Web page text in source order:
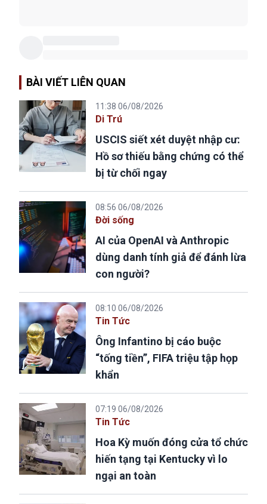
BÀI VIẾT LIÊN QUAN
11:38 06/08/2026
Di Trú
USCIS siết xét duyệt nhập cư:
Hồ sơ thiếu bằng chứng có thể
bị từ chối ngay
08:56 06/08/2026
Đời sống
AI của OpenAI và Anthropic
dùng danh tính giả để đánh lừa
con người?
08:10 06/08/2026
Tin Tức
Ông Infantino bị cáo buộc
“tống tiền”, FIFA triệu tập họp
khẩn
07:19 06/08/2026
Tin Tức
Hoa Kỳ muốn đóng cửa tổ chức
hiến tạng tại Kentucky vì lo
ngại an toàn